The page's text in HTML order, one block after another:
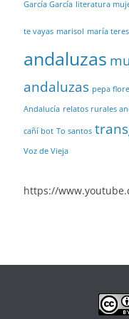
García García literatura
te vayas marisol maría
andaluzas
andaluzas pepa
Andalucía relatos rurales
cañí bot To santos
Voz de Vieja
https://